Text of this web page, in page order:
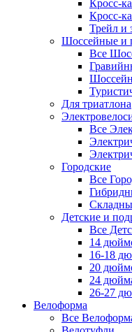
Кросс-
Кросс-
Трейл и
Шоссейные и
Все
Для триатлона
Все
Городские
Все
Детские и
Все
14
16-18
20
24
26-27
Велоформа
Все